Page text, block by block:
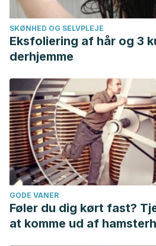
SKØNHED OG SELVPLEJE
Eksfoliering af hår og 3
derhjemme
GODE VANER
Føler du dig kørt fast?
at komme ud af